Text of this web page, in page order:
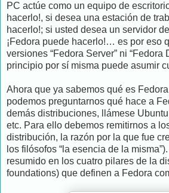
PC actúe como un equipo de
hacerlo!, si desea una estación de
hacerlo!; si usted desea un servidor
¡Fedora puede hacerlo!… es por eso
versiones “Fedora Server” ni
principio por sí misma puede asumir
Ahora que ya sabemos qué es
podemos preguntarnos qué hace a
demás distribuciones, llámese
etc. Para ello debemos remitirnos a
distribución, la razón por la que fue
los filósofos “la esencia de la
resumido en los cuatro pilares de la
foundations) que definen a Fedora